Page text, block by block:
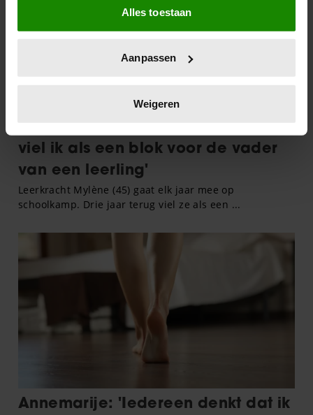
Informatie verzamelen over uw geografische
locatie, die tot een paar meter nauwkeurig kan zijn
scannen op specifieke eigenschappen (fingerprinting)
verwerkt en stel uw voorkeuren in het
intrekken in de Cookieverklaring.
We gebruiken cookies om content en advertenties te
personaliseren, om functies voor social media te bieden
en om ons websiteverkeer te analyseren. Ook delen we
partners voor social media, adverteren en analyse. Deze
partners kunnen deze gegevens combineren met andere
verzameld op basis van uw gebruik van hun services. U
gaat akkoord met onze cookies als u onze website blijft
Alles toestaan
Aanpassen
Weigeren